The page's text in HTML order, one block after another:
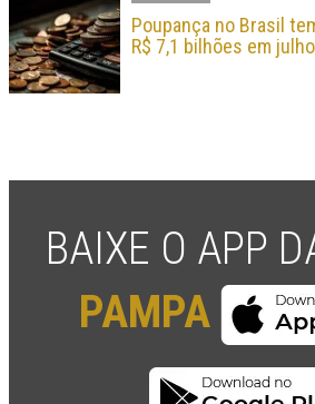
Poupança no Brasil
R$ 7,1 bilhões em julho
BAIXE O APP
PAMPA